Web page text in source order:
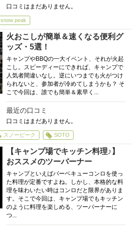
口コミはまだありません。
snow peak
火おこしが簡単＆速くなる便利グ
ッズ・5選！
キャンプやBBQの一大イベント、それが火起
こし。スピーディーにできれば、キャンプで
人気者間違いなし。逆にいつまでも火がつけ
られないと、参加者が冷めてしまうかも？ そ
こで今回は、誰でも簡単＆素早く...
最近の口コミ
口コミはまだありません。
スノーピーク SOTO
【キャンプ場でキッチン料理♪】
おススメのツーバーナー
キャンプといえばバーベキューコンロを使っ
た料理が定番ですよね。しかし、本格的な料
理を味わいたい時はコンロだと限界がありま
す。そこで今回は、キャンプ場でもキッチン
のように料理を楽しめる、ツーバーナーに
つ...